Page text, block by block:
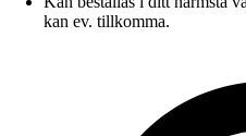
kan ev. tillkomma.